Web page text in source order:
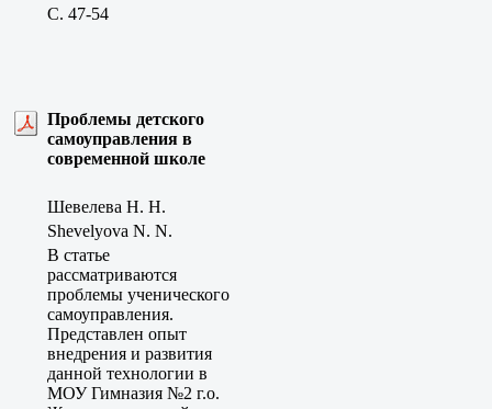
C. 47-54
Проблемы детского
самоуправления в
современной школе
Шевелева Н. Н.
Shevelyova N. N.
В статье
рассматриваются
проблемы ученического
самоуправления.
Представлен опыт
внедрения и развития
данной технологии в
МОУ Гимназия №2 г.о.